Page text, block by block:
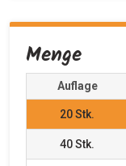
Menge
Auflage
20Stk.
40Stk.